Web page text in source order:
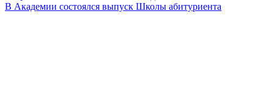
В Академии состоялся выпуск Школы абитуриента